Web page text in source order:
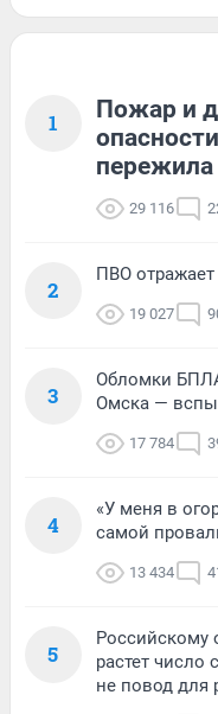
1
Пожар и
29 116
2
ПВО
19 027
3
Обломки
Омска —
17 784
4
«У меня в
самой
13 434
5
Российскому
растет число
не повод для